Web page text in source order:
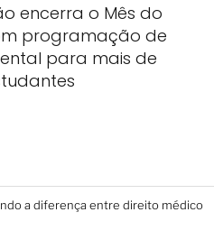
encerra o Mês do
programação de
para mais de
a diferença entre direito médico